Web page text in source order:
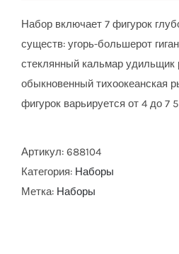
Набор включает 7 фигурок
существ: угорь-большерот
стеклянный кальмар удильщик
обыкновенный тихоокеанская
фигурок варьируется от 4 до 7
Артикул: 688104
Категория: Наборы
Метка: Наборы